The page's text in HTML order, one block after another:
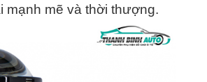
mạnh mẽ và thời thượng.